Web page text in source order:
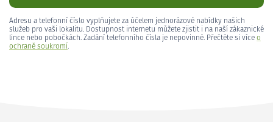
Adresu a telefonní číslo vyplňujete za účelem jednorázové nabídky našich
služeb pro vaši lokalitu. Dostupnost internetu můžete zjistit i na naší zákaznické
lince nebo pobočkách. Zadání telefonního čísla je nepovinné. Přečtěte si více o
ochraně soukromí.